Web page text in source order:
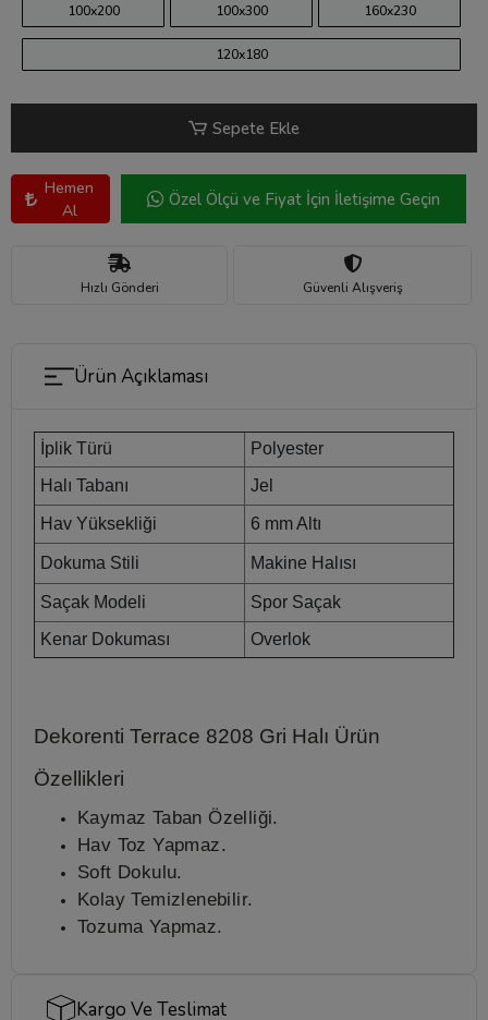
100x200 100x300 160x230
120x180
Sepete Ekle
Hemen
Al
Özel Ölçü ve Fiyat İçin İletişime Geçin
Hızlı Gönderi Güvenli Alışveriş
Ürün Açıklaması
İplik Türü
Polyester
Halı Tabanı
Jel
Hav Yüksekliği 6 mm Altı
Dokuma Stili Makine Halısı
Saçak Modeli
Spor Saçak
Kenar Dokuması
Overlok
Dekorenti Terrace 8208 Gri Halı Ürün
Özellikleri
Kaymaz Taban Özelliği.
Hav Toz Yapmaz.
Soft Dokulu.
Kolay Temizlenebilir.
Tozuma Yapmaz.
Kargo Ve Teslimat